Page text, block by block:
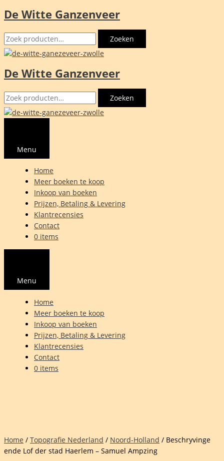
Ga
de
inhoud
De Witte Ganzenveer
Zoeken
naar:
Zoeken
De Witte Ganzenveer
Zoeken
naar:
Zoeken
Menu
Home
Meer boeken te koop
Inkoop van boeken
Prijzen, Betaling & Levering
Klantrecensies
Contact
0 items
Menu
Home
Meer boeken te koop
Inkoop van boeken
Prijzen, Betaling & Levering
Klantrecensies
Contact
0 items
Home / Topografie Nederland / Noord-Holland / Beschryvinge
ende Lof der stad Haerlem – Samuel Ampzing